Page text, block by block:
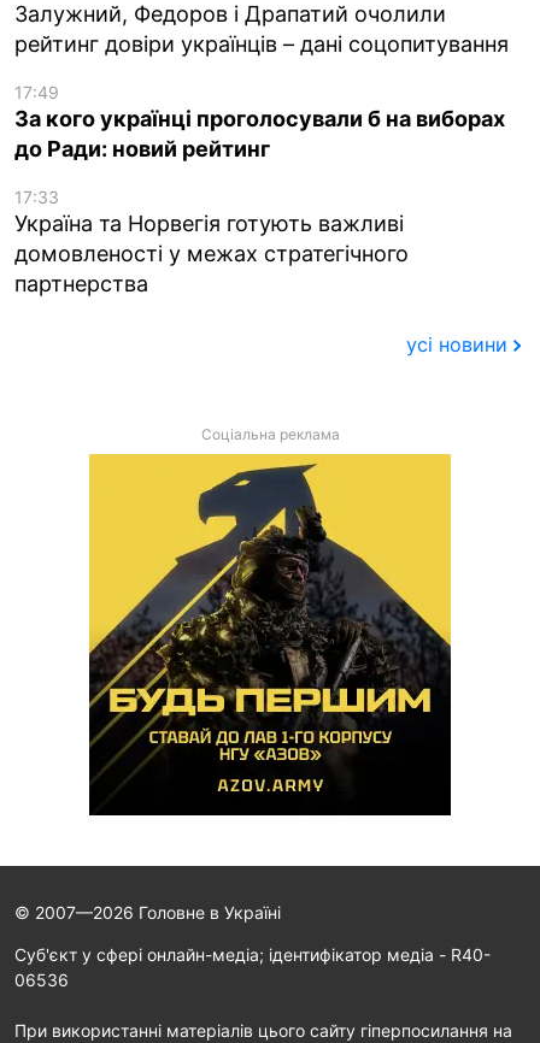
Залужний, Федоров і Драпатий очолили
рейтинг довіри українців – дані соцопитування
17:49
За кого українці проголосували б на виборах
до Ради: новий рейтинг
17:33
Україна та Норвегія готують важливі
домовленості у межах стратегічного
партнерства
усі новини
Соціальна реклама
© 2007—2026 Головне в Україні
Cуб'єкт у сфері онлайн-медіа; ідентифікатор медіа - R40-
06536
При використанні матеріалів цього сайту гіперпосилання на